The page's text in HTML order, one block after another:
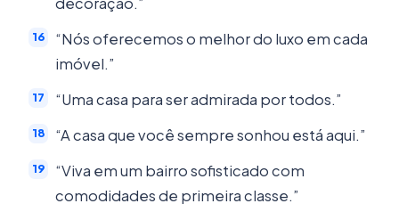
“Nós oferecemos o melhor do luxo em cada
imóvel.”
“Uma casa para ser admirada por todos.”
“A casa que você sempre sonhou está aqui.”
“Viva em um bairro sofisticado com
comodidades de primeira classe.”